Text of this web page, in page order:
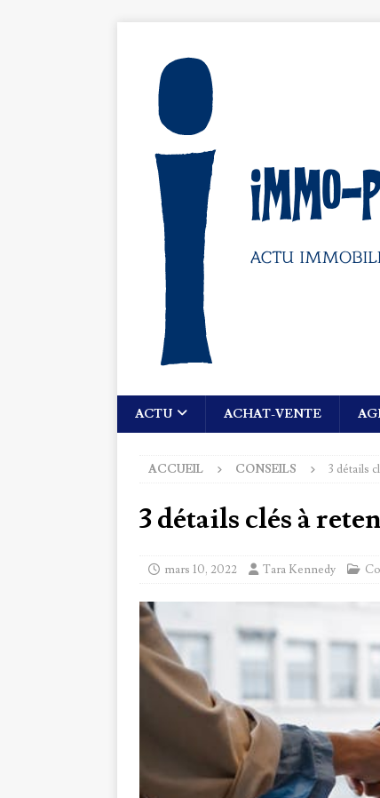
ACTU ACHAT-VENTE
ACCUEIL CONSEILS 3 détails
3 détails clés à
mars 10, 2022 Tara Kennedy